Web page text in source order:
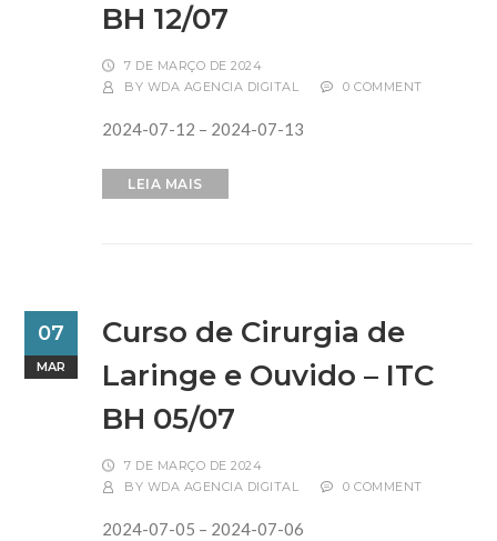
BH 12/07
7 DE MARÇO DE 2024
BY WDA AGENCIA DIGITAL 0 COMMENT
2024-07-12 – 2024-07-13
LEIA MAIS
07
MAR
Curso de Cirurgia de
Laringe e Ouvido – ITC
BH 05/07
7 DE MARÇO DE 2024
BY WDA AGENCIA DIGITAL 0 COMMENT
2024-07-05 – 2024-07-06